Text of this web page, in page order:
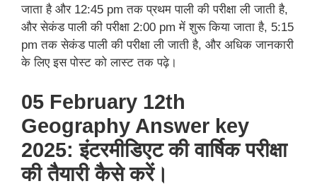
जाता है और 12:45 pm तक प्रथम पाली की परीक्षा ली जाती है,
और सेकंड पाली की परीक्षा 2:00 pm में शुरू किया जाता है, 5:15
pm तक सेकंड पाली की परीक्षा ली जाती है, और अधिक जानकारी
के लिए इस पोस्ट को लास्ट तक पढ़े।
05 February 12th
Geography Answer key
2025: इंटरमीडिएट की वार्षिक परीक्षा
की तैयारी कैसे करें।